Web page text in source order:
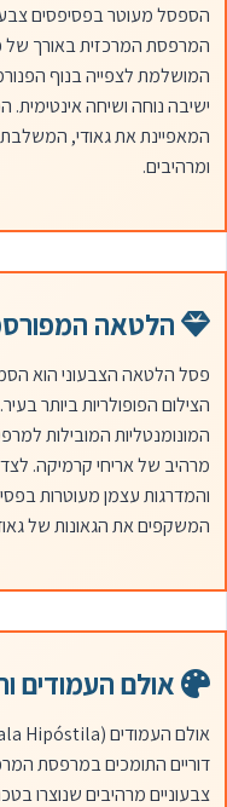
הספסל מעוטר בפסיפסים
המושלמת לצפייה בנוף
ישיבה נוחה ושיחה אינטימית.
המאפיינת את גאודי, המשלבת
ומרהיבים.
הלטאה
פסל הלטאה הצבעוני הוא
הצילום הפופולריות ביותר
המונומנטליות המובילות
מרהיב של אריחי קרמיקה.
והמדרגות עצמן מעוטרות
המשקפים את הגאונות של
אולם העמודים
דוריים התומכים במרפסת
צבעוניים מרהיבים שנוצרו